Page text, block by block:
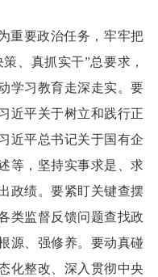
重要政治任务，牢牢把
、真抓实干”总要求，
学习教育走深走实。要
近平关于树立和践行正
近平总书记关于国有企
等，坚持实事求是、求
政绩。要紧盯关键查摆
类监督反馈问题查找政
源、强修养。要动真碰
化整改、深入贯彻中央